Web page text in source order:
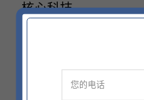
核心科技